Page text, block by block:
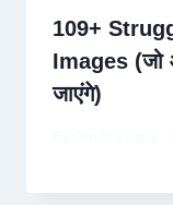
109+
Images (जो
जाएंगे)